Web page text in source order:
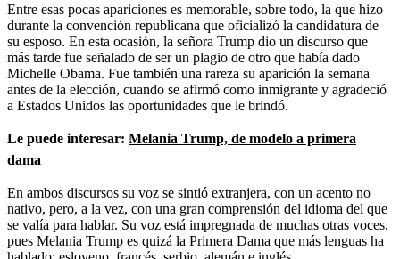
Entre esas pocas apariciones es memorable, sobre todo, la que hizo
durante la convención republicana que oficializó la candidatura de
su esposo. En esta ocasión, la señora Trump dio un discurso que
más tarde fue señalado de ser un plagio de otro que había dado
Michelle Obama. Fue también una rareza su aparición la semana
antes de la elección, cuando se afirmó como inmigrante y agradeció
a Estados Unidos las oportunidades que le brindó.
Le puede interesar: Melania Trump, de modelo a primera
dama
En ambos discursos su voz se sintió extranjera, con un acento no
nativo, pero, a la vez, con una gran comprensión del idioma del que
se valía para hablar. Su voz está impregnada de muchas otras voces,
pues Melania Trump es quizá la Primera Dama que más lenguas ha